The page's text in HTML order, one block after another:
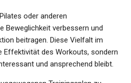
oder anderen
Beweglichkeit verbessern und
beitragen. Diese Vielfalt im
Effektivität des Workouts, sondern
und ansprechend bleibt.